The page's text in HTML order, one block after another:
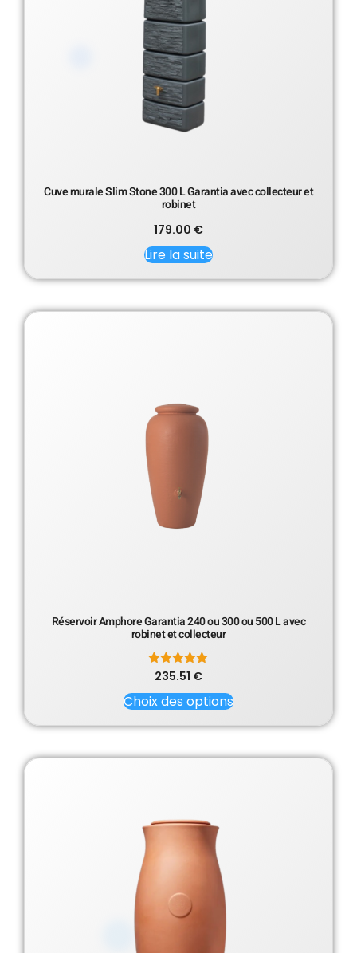
Cuve murale Slim Stone 300 L Garantia avec collecteur et
robinet
179.00 €
Lire la suite
Réservoir Amphore Garantia 240 ou 300 ou 500 L avec
robinet et collecteur
Note
sur 5
235.51 €
Choix des options